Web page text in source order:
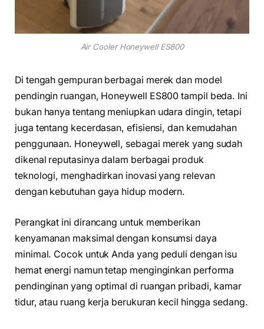
Air Cooler Honeywell ES800
Di tengah gempuran berbagai merek dan model
pendingin ruangan, Honeywell ES800 tampil beda. Ini
bukan hanya tentang meniupkan udara dingin, tetapi
juga tentang kecerdasan, efisiensi, dan kemudahan
penggunaan. Honeywell, sebagai merek yang sudah
dikenal reputasinya dalam berbagai produk
teknologi, menghadirkan inovasi yang relevan
dengan kebutuhan gaya hidup modern.
Perangkat ini dirancang untuk memberikan
kenyamanan maksimal dengan konsumsi daya
minimal. Cocok untuk Anda yang peduli dengan isu
hemat energi namun tetap menginginkan performa
pendinginan yang optimal di ruangan pribadi, kamar
tidur, atau ruang kerja berukuran kecil hingga sedang.